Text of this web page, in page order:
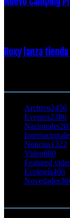
Roxy lanza
Archivo2456
Eventos2386
Nacionales
Noticias1322
Video880
Featured
Ecología406
Novedades